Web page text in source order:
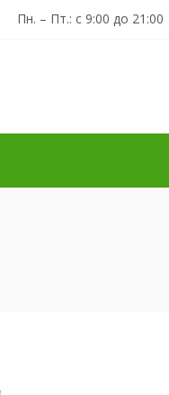
Пн. – Пт.: с 9:00 до 21:00